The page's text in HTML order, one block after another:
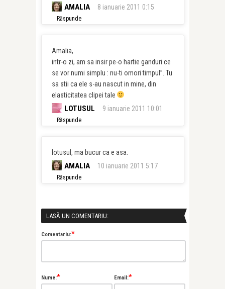
AMALIA 8 ianuarie 2011 0:15
Răspunde
Amalia,
intr-o zi, am sa insir pe-o hartie ganduri ce
se vor numi simplu : nu-ti omori timpul”. Tu
sa stii ca ele s-au nascut in mine, din
elasticitatea clipei tale
LOTUSUL 9 ianuarie 2011 10:01
Răspunde
lotusul, ma bucur ca e asa.
AMALIA 10 ianuarie 2011 5:17
Răspunde
LASĂ UN COMENTARIU:
Comentariu:*
Nume:* Email:*